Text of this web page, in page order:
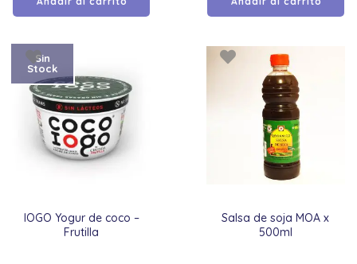
IOGO Yogur de coco –
Frutilla
Sin
Stock
Salsa de soja MOA x
500ml